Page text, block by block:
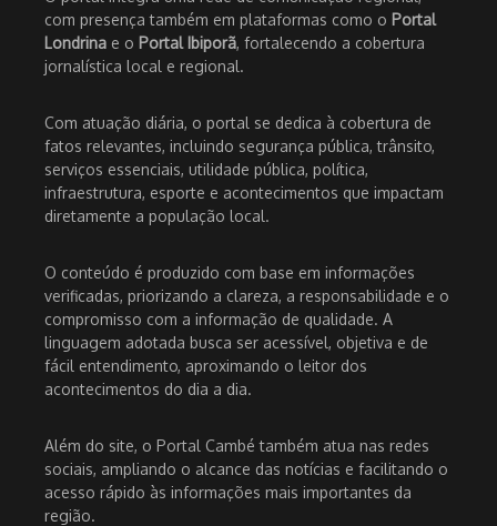
com presença também em plataformas como o Portal
Londrina e o Portal Ibiporã, fortalecendo a cobertura
jornalística local e regional.
Com atuação diária, o portal se dedica à cobertura de
fatos relevantes, incluindo segurança pública, trânsito,
serviços essenciais, utilidade pública, política,
infraestrutura, esporte e acontecimentos que impactam
diretamente a população local.
O conteúdo é produzido com base em informações
verificadas, priorizando a clareza, a responsabilidade e o
compromisso com a informação de qualidade. A
linguagem adotada busca ser acessível, objetiva e de
fácil entendimento, aproximando o leitor dos
acontecimentos do dia a dia.
Além do site, o Portal Cambé também atua nas redes
sociais, ampliando o alcance das notícias e facilitando o
acesso rápido às informações mais importantes da
região.